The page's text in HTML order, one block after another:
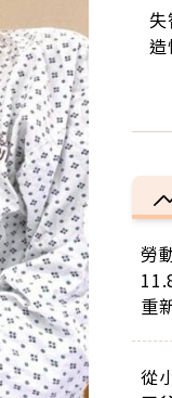
失
造
來
樂
最
小
勞
重
從